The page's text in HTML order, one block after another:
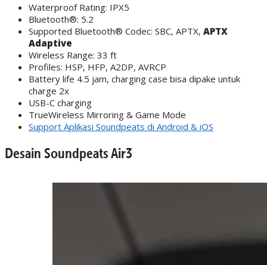
Waterproof Rating: IPX5
Bluetooth®: 5.2
Supported Bluetooth® Codec: SBC, APTX, APTX
Adaptive
Wireless Range: 33 ft
Profiles: HSP, HFP, A2DP, AVRCP
Battery life 4.5 jam, charging case bisa dipake untuk
charge 2x
USB-C charging
TrueWireless Mirroring & Game Mode
Support Aplikasi Soundpeats di Android & iOS
Desain Soundpeats Air3